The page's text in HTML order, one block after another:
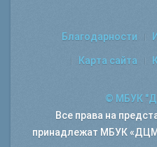
Благодарности
Карта сайта
© МБУК
Все права на
принадлежат МБУК